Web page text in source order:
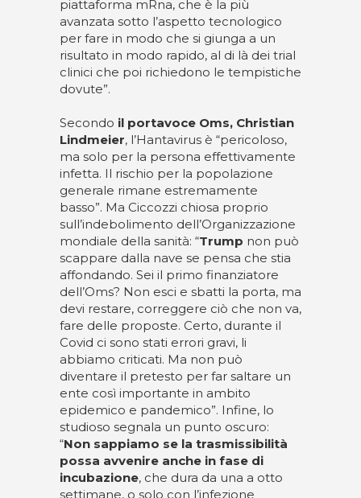
piattaforma mRna, che è la più
avanzata sotto l’aspetto tecnologico
per fare in modo che si giunga a un
risultato in modo rapido, al di là dei trial
clinici che poi richiedono le tempistiche
dovute”.
Secondo il portavoce Oms, Christian
Lindmeier, l’Hantavirus è “pericoloso,
ma solo per la persona effettivamente
infetta. Il rischio per la popolazione
generale rimane estremamente
basso”. Ma Ciccozzi chiosa proprio
sull’indebolimento dell’Organizzazione
mondiale della sanità: “Trump non può
scappare dalla nave se pensa che stia
affondando. Sei il primo finanziatore
dell’Oms? Non esci e sbatti la porta, ma
devi restare, correggere ciò che non va,
fare delle proposte. Certo, durante il
Covid ci sono stati errori gravi, li
abbiamo criticati. Ma non può
diventare il pretesto per far saltare un
ente così importante in ambito
epidemico e pandemico”. Infine, lo
studioso segnala un punto oscuro:
“Non sappiamo se la trasmissibilità
possa avvenire anche in fase di
incubazione, che dura da una a otto
settimane, o solo con l’infezione